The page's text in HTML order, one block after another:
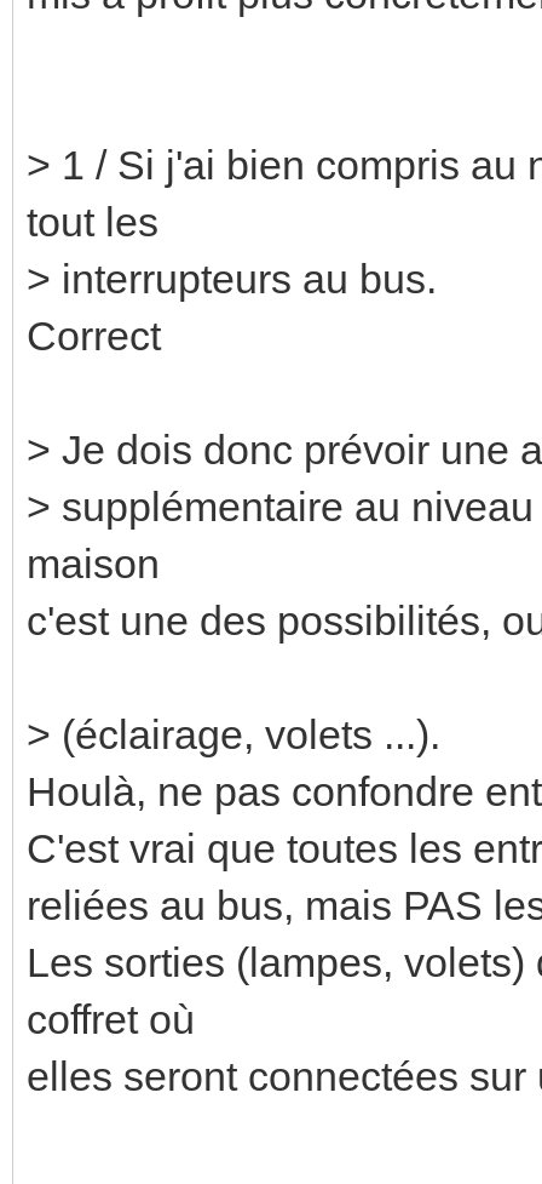
> 1 / Si j'ai bien compris au
tout les
> interrupteurs au bus.
Correct
> Je dois donc prévoir une
> supplémentaire au
maison
c'est une des possibilités,
> (éclairage, volets ...).
Houlà, ne pas confondre
C'est vrai que toutes les
reliées au bus, mais PAS
Les sorties (lampes,
coffret où
elles seront connectées